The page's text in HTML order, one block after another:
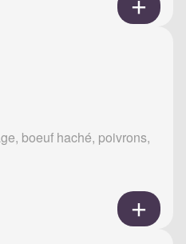
boeuf haché, poivrons,